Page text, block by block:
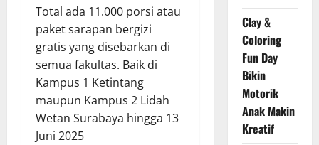
Total ada 11.000 porsi atau
paket sarapan bergizi
gratis yang disebarkan di
semua fakultas. Baik di
Kampus 1 Ketintang
maupun Kampus 2 Lidah
Wetan Surabaya hingga 13
Juni 2025
Clay &
Coloring
Fun Day
Bikin
Motorik
Anak Makin
Kreatif